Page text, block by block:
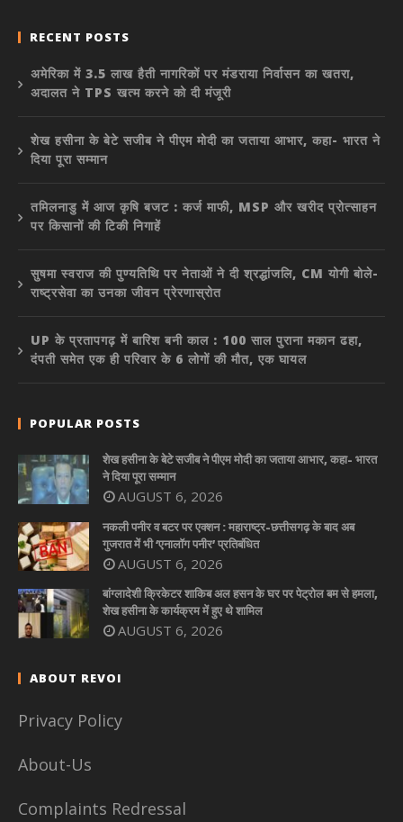
RECENT POSTS
अमेरिका में 3.5 लाख हैती नागरिकों पर मंडराया निर्वासन का खतरा,
अदालत ने TPS खत्म करने को दी मंजूरी
शेख हसीना के बेटे सजीब ने पीएम मोदी का जताया आभार, कहा- भारत ने
दिया पूरा सम्मान
तमिलनाडु में आज कृषि बजट : कर्ज माफी, MSP और खरीद प्रोत्साहन
पर किसानों की टिकी निगाहें
सुषमा स्वराज की पुण्यतिथि पर नेताओं ने दी श्रद्धांजलि, CM योगी बोले-
राष्ट्रसेवा का उनका जीवन प्रेरणास्रोत
UP के प्रतापगढ़ में बारिश बनी काल : 100 साल पुराना मकान ढहा,
दंपती समेत एक ही परिवार के 6 लोगों की मौत, एक घायल
POPULAR POSTS
शेख हसीना के बेटे सजीब ने पीएम मोदी का जताया आभार, कहा- भारत
ने दिया पूरा सम्मान
AUGUST 6, 2026
नकली पनीर व बटर पर एक्शन : महाराष्ट्र-छत्तीसगढ़ के बाद अब
गुजरात में भी ‘एनालॉग पनीर’ प्रतिबंधित
AUGUST 6, 2026
बांग्लादेशी क्रिकेटर शाकिब अल हसन के घर पर पेट्रोल बम से हमला,
शेख हसीना के कार्यक्रम में हुए थे शामिल
AUGUST 6, 2026
ABOUT REVOI
Privacy Policy
About-Us
Complaints Redressal